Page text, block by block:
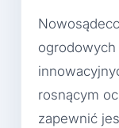
rosnącym
zapewnić